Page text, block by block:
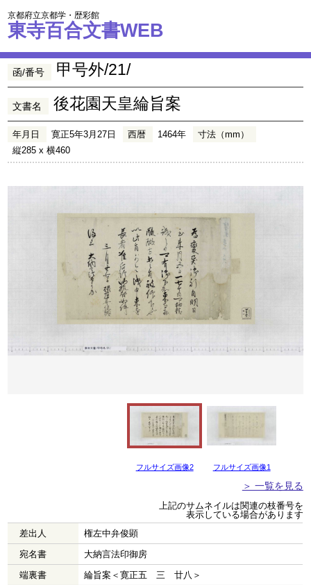
京都府立京都学・歴彩館
東寺百合文書WEB
函/番号 甲号外/21/
文書名 後花園天皇綸旨案
年月日 寛正5年3月27日 西暦 1464年
寸法（mm）
縦285 x 横460
フルサイズ画像2 フルサイズ画像1
＞ 一覧を見る
上記のサムネイルは関連の枝番号を
表示している場合があります
差出人
権左中弁俊顕
宛名書
大納言法印御房
端裏書
綸旨案＜寛正五 三 廿八＞